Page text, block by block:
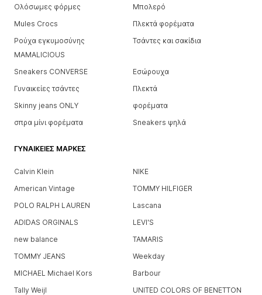
Ολόσωμες φόρμες
Μπολερό
Mules Crocs
Πλεκτά φορέματα
Ρούχα εγκυμοσύνης
MAMALICIOUS
Τσάντες και σακίδια
Sneakers CONVERSE
Εσώρουχα
Γυναικείες τσάντες
Πλεκτά
Skinny jeans ONLY
φορέματα
σπρα μίνι φορέματα
Sneakers ψηλά
ΓΥΝΑΙΚΕΊΕΣ ΜΆΡΚΕΣ
Calvin Klein
NIKE
American Vintage
TOMMY HILFIGER
POLO RALPH LAUREN
Lascana
ADIDAS ORGINALS
LEVI'S
new balance
TAMARIS
TOMMY JEANS
Weekday
MICHAEL Michael Kors
Barbour
Tally Weijl
UNITED COLORS OF BENETTON